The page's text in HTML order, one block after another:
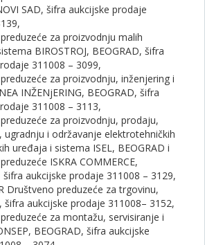
SAD, šifra aukcijske prodaje
za proizvodnju malih
BIROSTROJ, BEOGRAD, šifra
311008 – 3099,
za proizvodnju, inženjering i
INŽENjERING, BEOGRAD, šifra
311008 – 3113,
za proizvodnju, prodaju,
ugradnju i održavanje elektrotehničkih
uređaja i sistema ISEL, BEOGRAD i
ISKRA COMMERCE,
šifra aukcijske prodaje 311008 – 3129,
Društveno preduzeće za trgovinu,
šifra aukcijske prodaje 311008– 3152,
za montažu, servisiranje i
BEOGRAD, šifra aukcijske